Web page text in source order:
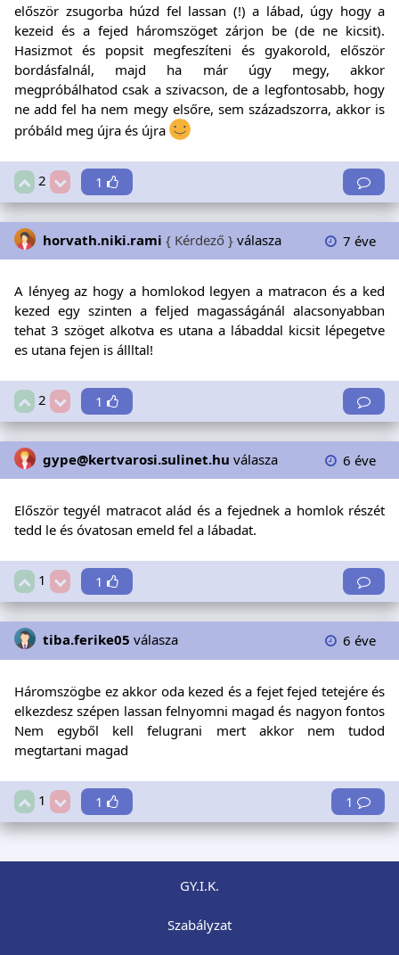
először zsugorba húzd fel lassan (!) a lábad, úgy hogy a
kezeid és a fejed háromszöget zárjon be (de ne kicsit).
Hasizmot és popsit megfeszíteni és gyakorold, először
bordásfalnál, majd ha már úgy megy, akkor
megpróbálhatod csak a szivacson, de a legfontosabb, hogy
ne add fel ha nem megy elsőre, sem századszorra, akkor is
próbáld meg újra és újra
2 1
horvath.niki.rami { Kérdező } válasza 7 éve
A lényeg az hogy a homlokod legyen a matracon és a ked
kezed egy szinten a feljed magasságánál alacsonyabban
tehat 3 szöget alkotva es utana a lábaddal kicsit lépegetve
es utana fejen is állltal!
2 1
gype@kertvarosi.sulinet.hu válasza 6 éve
Először tegyél matracot alád és a fejednek a homlok részét
tedd le és óvatosan emeld fel a lábadat.
1 1
tiba.ferike05 válasza 6 éve
Háromszögbe ez akkor oda kezed és a fejet fejed tetejére és
elkezdesz szépen lassan felnyomni magad és nagyon fontos
Nem egyből kell felugrani mert akkor nem tudod
megtartani magad
1 1 1
GY.I.K.
Szabályzat